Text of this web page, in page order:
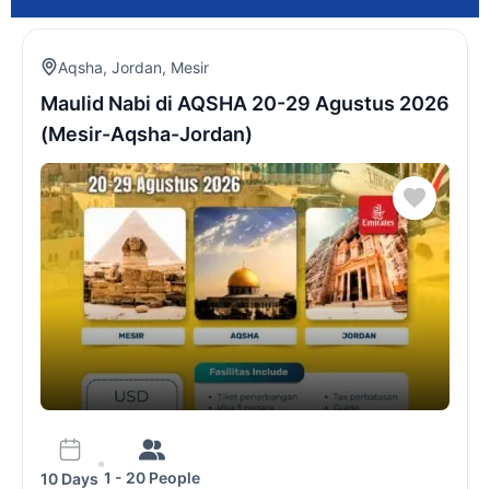
Aqsha, Jordan, Mesir
Maulid Nabi di AQSHA 20-29 Agustus 2026
(Mesir-Aqsha-Jordan)
10 Days 1 - 20 People